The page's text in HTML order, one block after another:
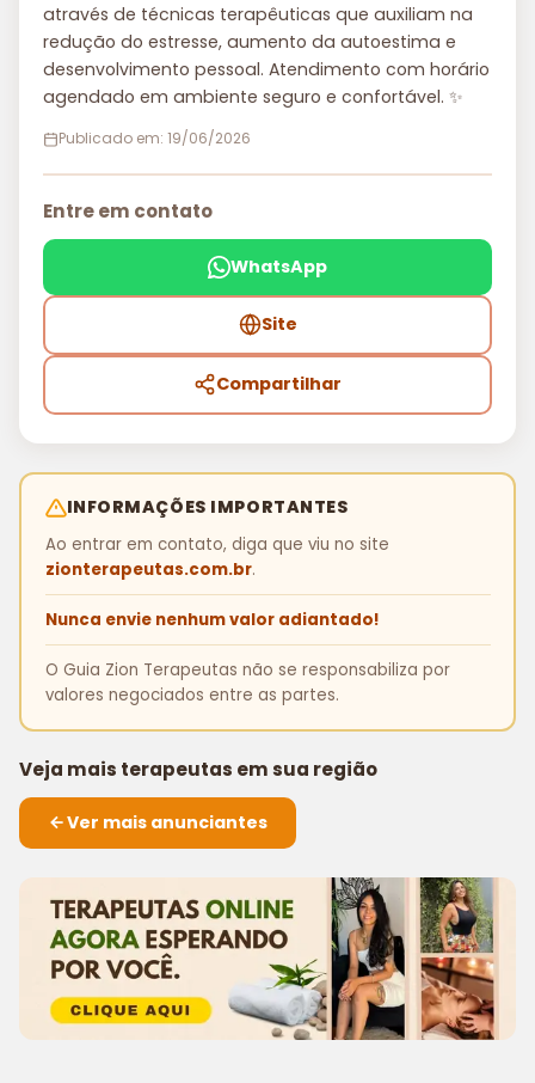
através de técnicas terapêuticas que auxiliam na
redução do estresse, aumento da autoestima e
desenvolvimento pessoal. Atendimento com horário
agendado em ambiente seguro e confortável. ✨
Publicado em: 19/06/2026
Entre em contato
WhatsApp
Site
Compartilhar
INFORMAÇÕES IMPORTANTES
Ao entrar em contato, diga que viu no site
zionterapeutas.com.br.
Nunca envie nenhum valor adiantado!
O Guia Zion Terapeutas não se responsabiliza por
valores negociados entre as partes.
Veja mais terapeutas em sua região
Ver mais anunciantes